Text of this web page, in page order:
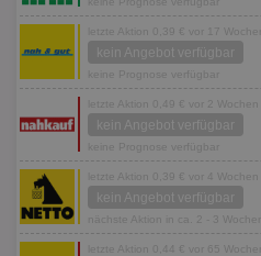
letzte Aktion 0,39 € vor 17 Wochen
kein Angebot verfügbar
keine Prognose verfügbar
letzte Aktion 0,49 € vor 2 Wochen
kein Angebot verfügbar
keine Prognose verfügbar
letzte Aktion 0,39 € vor 4 Wochen
kein Angebot verfügbar
nächste Aktion in ca. 2 - 3 Wochen
letzte Aktion 0,44 € vor 65 Wochen